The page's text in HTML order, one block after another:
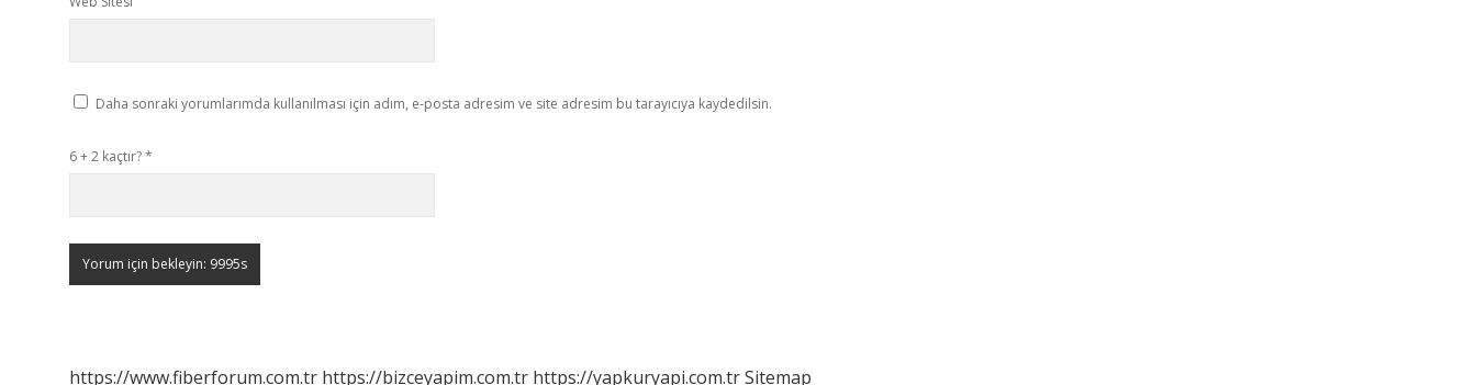
Daha sonraki yorumlarımda kullanılması için adım, e-posta adresim ve site adresim bu tarayıcıya kaydedilsin.
6 + 2 kaçtır?*
https://www.fiberforum.com.tr https://bizceyapim.com.tr https://yapkuryapi.com.trSitemap